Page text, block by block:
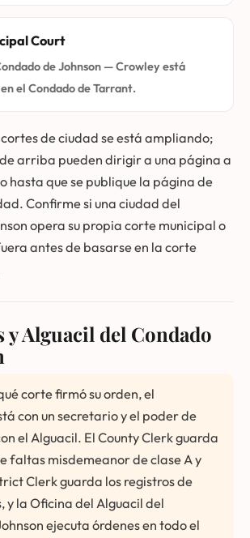
Court
de Johnson — Crowley está
el Condado de Tarrant.
de ciudad se está ampliando;
arriba pueden dirigir a una página a
hasta que se publique la página de
Confirme si una ciudad del
opera su propia corte municipal o
antes de basarse en la corte
y Alguacil del Condado
corte firmó su orden, el
con un secretario y el poder de
el Alguacil. El County Clerk guarda
faltas misdemeanor de clase A y
Clerk guarda los registros de
y la Oficina del Alguacil del
ejecuta órdenes en todo el